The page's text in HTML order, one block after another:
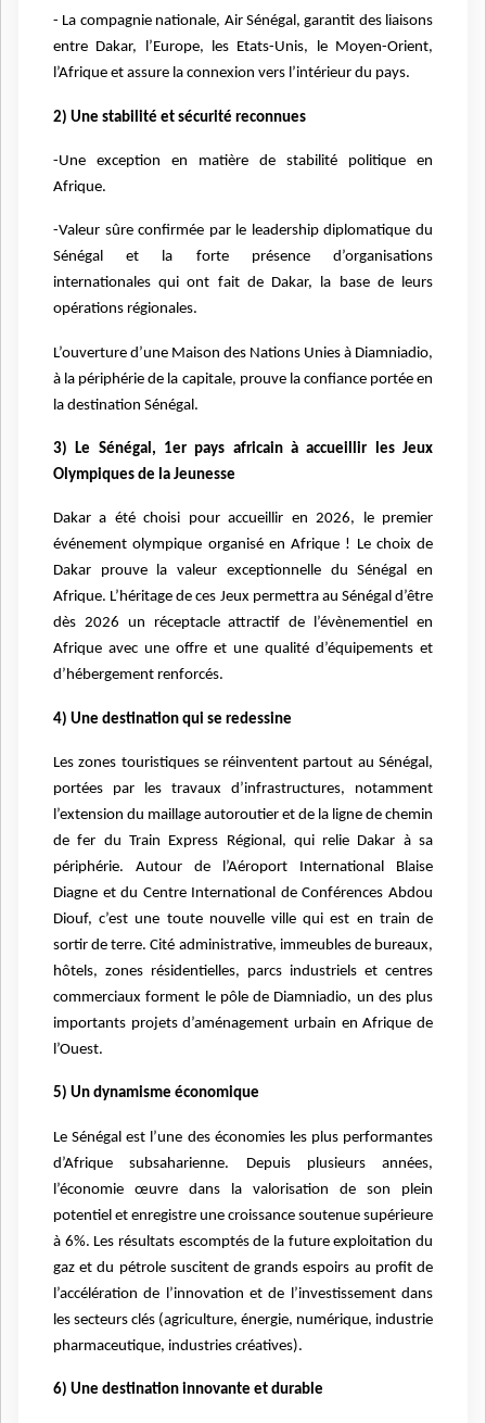
- La compagnie nationale, Air Sénégal, garantit des liaisons
entre Dakar, l’Europe, les Etats-Unis, le Moyen-Orient,
l’Afrique et assure la connexion vers l’intérieur du pays.
2) Une stabilité et sécurité reconnues
-Une exception en matière de stabilité politique en
Afrique.
-Valeur sûre confirmée par le leadership diplomatique du
Sénégal et la forte présence d’organisations
internationales qui ont fait de Dakar, la base de leurs
opérations régionales.
L’ouverture d’une Maison des Nations Unies à Diamniadio,
à la périphérie de la capitale, prouve la confiance portée en
la destination Sénégal.
3) Le Sénégal, 1er pays africain à accueillir les Jeux
Olympiques de la Jeunesse
Dakar a été choisi pour accueillir en 2026, le premier
événement olympique organisé en Afrique ! Le choix de
Dakar prouve la valeur exceptionnelle du Sénégal en
Afrique. L’héritage de ces Jeux permettra au Sénégal d’être
dès 2026 un réceptacle attractif de l’évènementiel en
Afrique avec une offre et une qualité d’équipements et
d’hébergement renforcés.
4) Une destination qui se redessine
Les zones touristiques se réinventent partout au Sénégal,
portées par les travaux d’infrastructures, notamment
l’extension du maillage autoroutier et de la ligne de chemin
de fer du Train Express Régional, qui relie Dakar à sa
périphérie. Autour de l’Aéroport International Blaise
Diagne et du Centre International de Conférences Abdou
Diouf, c’est une toute nouvelle ville qui est en train de
sortir de terre. Cité administrative, immeubles de bureaux,
hôtels, zones résidentielles, parcs industriels et centres
commerciaux forment le pôle de Diamniadio, un des plus
importants projets d’aménagement urbain en Afrique de
l’Ouest.
5) Un dynamisme économique
Le Sénégal est l’une des économies les plus performantes
d’Afrique subsaharienne. Depuis plusieurs années,
l’économie œuvre dans la valorisation de son plein
potentiel et enregistre une croissance soutenue supérieure
à 6%. Les résultats escomptés de la future exploitation du
gaz et du pétrole suscitent de grands espoirs au profit de
l’accélération de l’innovation et de l’investissement dans
les secteurs clés (agriculture, énergie, numérique, industrie
pharmaceutique, industries créatives).
6) Une destination innovante et durable